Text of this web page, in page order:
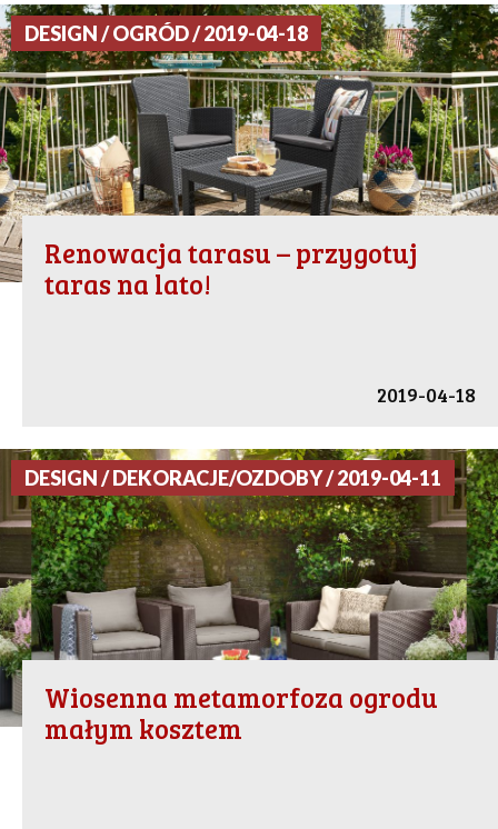
DESIGN / OGRÓD / 2019-04-18
Renowacja tarasu – przygotuj
taras na lato!
2019-04-18
DESIGN / DEKORACJE/OZDOBY / 2019-04-11
Wiosenna metamorfoza ogrodu
małym kosztem